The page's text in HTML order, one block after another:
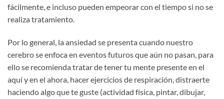
fácilmente, e incluso pueden empeorar con el tiempo si no se
realiza tratamiento.
Por lo general, la ansiedad se presenta cuando nuestro
cerebro se enfoca en eventos futuros que aún no pasan, para
ello se recomienda tratar de tener tu mente presente en el
aquí y en el ahora, hacer ejercicios de respiración, distraerte
haciendo algo que te guste (actividad física, pintar, dibujar,